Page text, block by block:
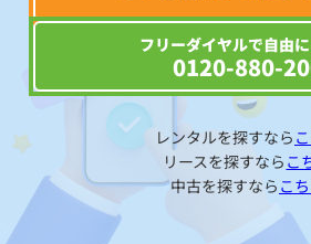
フリーダイヤルで自由
0120-880-
レンタルを探すなら
リースを探すなら こ
中古を探すなら こ